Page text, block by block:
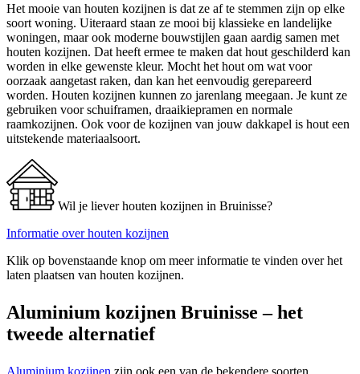
Het mooie van houten kozijnen is dat ze af te stemmen zijn op elke
soort woning. Uiteraard staan ze mooi bij klassieke en landelijke
woningen, maar ook moderne bouwstijlen gaan aardig samen met
houten kozijnen. Dat heeft ermee te maken dat hout geschilderd kan
worden in elke gewenste kleur. Mocht het hout om wat voor
oorzaak aangetast raken, dan kan het eenvoudig gerepareerd
worden. Houten kozijnen kunnen zo jarenlang meegaan. Je kunt ze
gebruiken voor schuiframen, draaikiepramen en normale
raamkozijnen. Ook voor de kozijnen van jouw dakkapel is hout een
uitstekende materiaalsoort.
Wil je liever houten kozijnen in Bruinisse?
Informatie over houten kozijnen
Klik op bovenstaande knop om meer informatie te vinden over het
laten plaatsen van houten kozijnen.
Aluminium kozijnen Bruinisse – het
tweede alternatief
Aluminium kozijnen zijn ook een van de bekendere soorten